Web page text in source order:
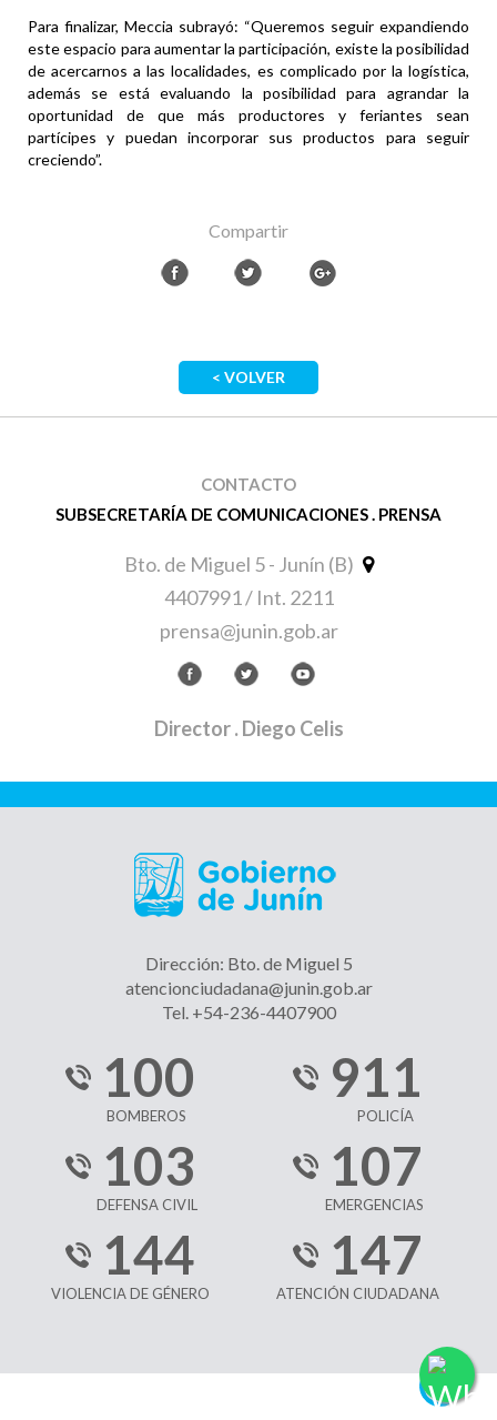
Para finalizar, Meccia subrayó: “Queremos seguir expandiendo
este espacio para aumentar la participación, existe la posibilidad
de acercarnos a las localidades, es complicado por la logística,
además se está evaluando la posibilidad para agrandar la
oportunidad de que más productores y feriantes sean
partícipes y puedan incorporar sus productos para seguir
creciendo”.
Compartir
< VOLVER
CONTACTO
SUBSECRETARÍA DE COMUNICACIONES . PRENSA
Bto. de Miguel 5 - Junín (B)
4407991 / Int. 2211
prensa@junin.gob.ar
Director. Diego Celis
Dirección: Bto. de Miguel 5
atencionciudadana@junin.gob.ar
Tel. +54-236-4407900
100
BOMBEROS
911
POLICÍA
103
DEFENSA CIVIL
107
EMERGENCIAS
144
VIOLENCIA DE GÉNERO
147
ATENCIÓN CIUDADANA